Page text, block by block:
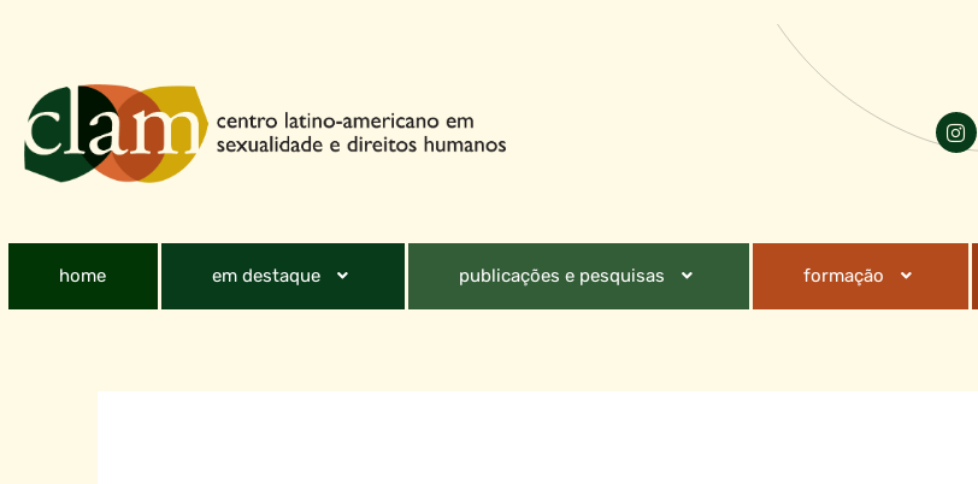
home em destaque publicações e pesquisas formação